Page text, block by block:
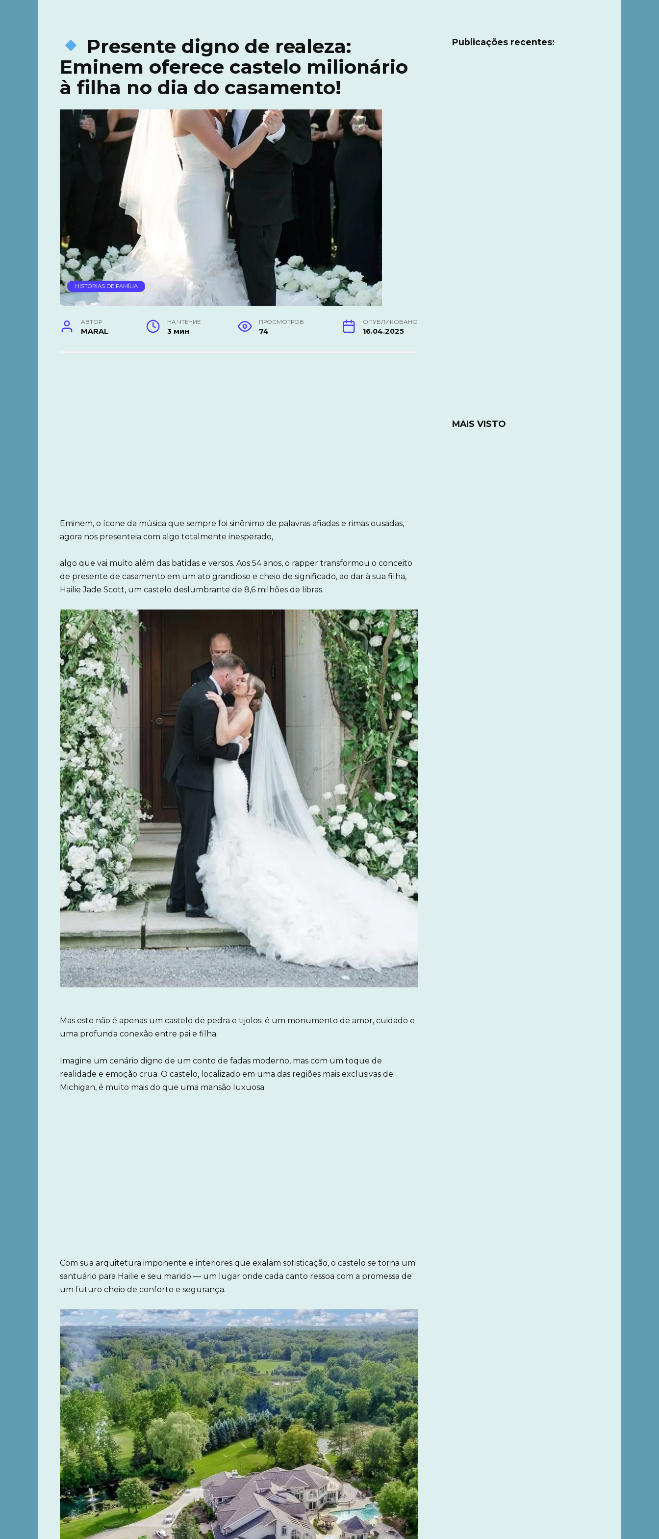
Presente digno de realeza:
Eminem oferece castelo milionário
à filha no dia do casamento!
HISTÓRIAS DE FAMÍLIA
АВТОР
MARAL
НА ЧТЕНИЕ
3 мин
ПРОСМОТРОВ
74
ОПУБЛИКОВАНО
16.04.2025
Eminem, o ícone da música que sempre foi sinônimo de palavras afiadas e rimas ousadas,
agora nos presenteia com algo totalmente inesperado,
algo que vai muito além das batidas e versos. Aos 54 anos, o rapper transformou o conceito
de presente de casamento em um ato grandioso e cheio de significado, ao dar à sua filha,
Hailie Jade Scott, um castelo deslumbrante de 8,6 milhões de libras.
Mas este não é apenas um castelo de pedra e tijolos; é um monumento de amor, cuidado e
uma profunda conexão entre pai e filha.
Imagine um cenário digno de um conto de fadas moderno, mas com um toque de
realidade e emoção crua. O castelo, localizado em uma das regiões mais exclusivas de
Michigan, é muito mais do que uma mansão luxuosa.
Com sua arquitetura imponente e interiores que exalam sofisticação, o castelo se torna um
santuário para Hailie e seu marido — um lugar onde cada canto ressoa com a promessa de
um futuro cheio de conforto e segurança.
Publicações recentes:
MAIS VISTO